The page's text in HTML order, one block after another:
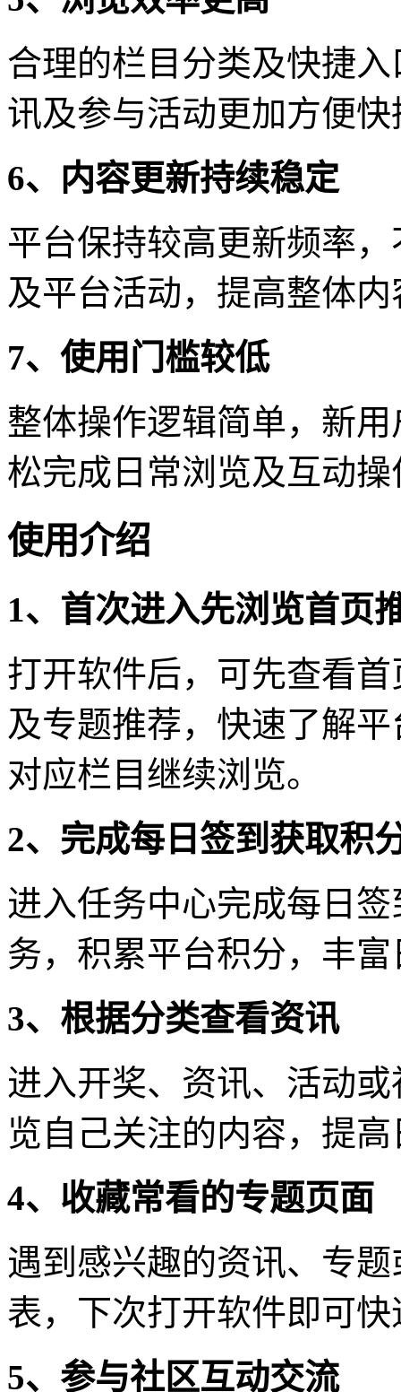
合理的栏目分类及快捷
讯及参与活动更加方便快
6、内容更新持续稳定
平台保持较高更新频率
及平台活动，提高整体
7、使用门槛较低
整体操作逻辑简单，新
松完成日常浏览及互动操
使用介绍
1、首次进入先浏览首页
打开软件后，可先查看
及专题推荐，快速了解
对应栏目继续浏览。
2、完成每日签到获取积
进入任务中心完成每日
务，积累平台积分，丰
3、根据分类查看资讯
进入开奖、资讯、活动
览自己关注的内容，提
4、收藏常看的专题页面
遇到感兴趣的资讯、专
表，下次打开软件即可
5、参与社区互动交流